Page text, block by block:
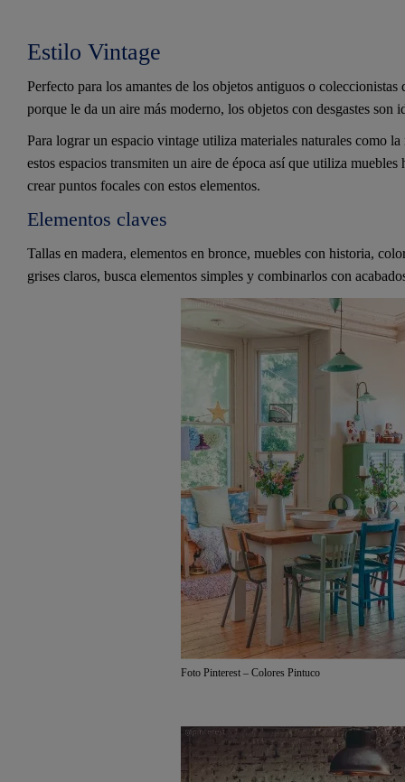
Estilo Vintage
Perfecto para los amantes de los objetos antiguos o
porque le da un aire más moderno, los objetos con desgastes son
Para lograr un espacio vintage utiliza materiales naturales como
estos espacios transmiten un aire de época así que utiliza
crear puntos focales con estos elementos.
Elementos claves
Tallas en madera, elementos en bronce, muebles con historia,
grises claros, busca elementos simples y combinarlos con
Foto Pinterest – Colores Pintuco